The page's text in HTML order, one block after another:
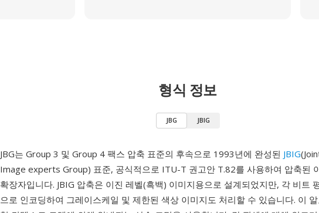
형식 정보
JBG JBIG
JBG는 Group 3 및 Group 4 팩스 압축 표준의 후속으로 1993년에 완성된 JBIG
Image experts Group) 표준, 공식적으로 ITU-T 권고안 T.82를 사용하여 압축된
확장자입니다. JBIG 압축은 이진 레벨(흑백) 이미지용으로 설계되었지만, 각 비트
으로 인코딩하여 그레이스케일 및 제한된 색상 이미지도 처리할 수 있습니다. 이